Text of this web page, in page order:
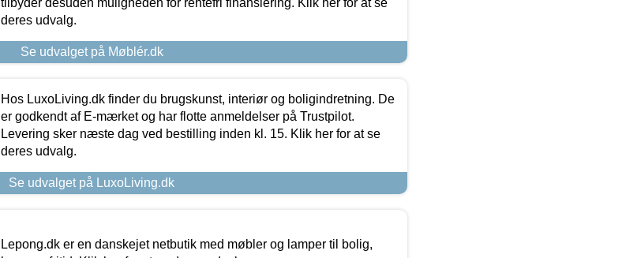
tilbyder desuden muligheden for rentefri finansiering. Klik her for at se
deres udvalg.
Se udvalget på Møblér.dk
Hos LuxoLiving.dk finder du brugskunst, interiør og boligindretning. De
er godkendt af E-mærket og har flotte anmeldelser på Trustpilot.
Levering sker næste dag ved bestilling inden kl. 15. Klik her for at se
deres udvalg.
Se udvalget på LuxoLiving.dk
Lepong.dk er en danskejet netbutik med møbler og lamper til bolig,